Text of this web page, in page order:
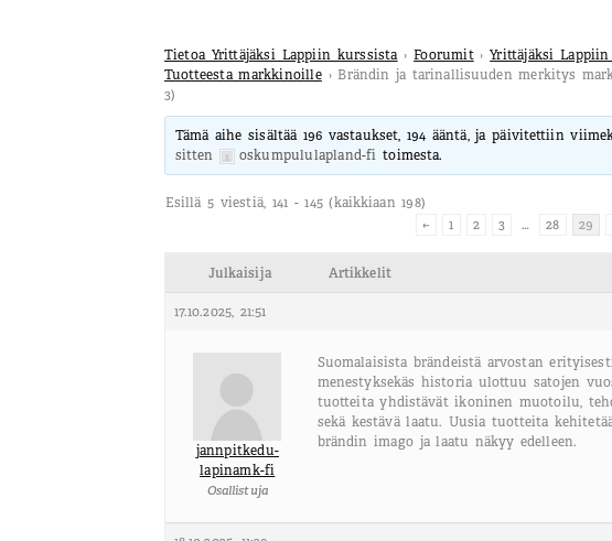
Tietoa Yrittäjäksi Lappiin kurssista › Foorumit › Yrittäjäksi
Tuotteesta markkinoille › Brändin ja tarinallisuuden merkitys
3)
Tämä aihe sisältää 196 vastaukset, 194 ääntä, ja päivitettiin
sitten
oskumpululapland-fi toimesta.
Esillä 5 viestiä, 141 - 145 (kaikkiaan 198)
←
1 2 3 … 28 29
Julkaisija Artikkelit
17.10.2025, 21:51
jannpitkedu-
lapinamk-fi
Osallistuja
Suomalaisista brändeistä arvostan
menestyksekäs historia ulottuu satojen
tuotteita yhdistävät ikoninen muotoilu,
sekä kestävä laatu. Uusia tuotteita
brändin imago ja laatu näkyy edelleen.